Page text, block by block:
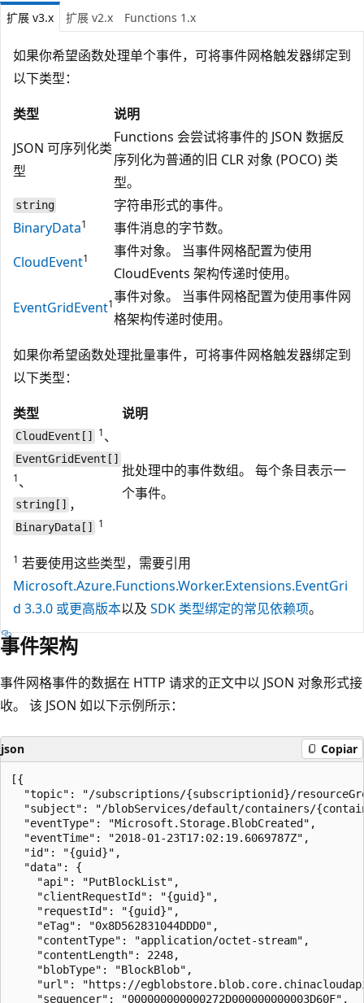
扩展 v3.x 扩展 v2.x Functions 1.x
如果你希望函数处理单个事件，可将事件网格触发器绑定到
以下类型：
类型
说明
JSON 可序列化类
型
Functions 会尝试将事件的 JSON 数据反
序列化为普通的旧 CLR 对象 (POCO) 类
型。
string
字符串形式的事件。
BinaryData1
事件消息的字节数。
CloudEvent1
事件对象。 当事件网格配置为使用
CloudEvents 架构传递时使用。
EventGridEvent1事件对象。 当事件网格配置为使用事件网
格架构传递时使用。
如果你希望函数处理批量事件，可将事件网格触发器绑定到
以下类型：
类型
说明
CloudEvent[] 1、
EventGridEvent[]
1、
string[] ，
BinaryData[] 1
批处理中的事件数组。 每个条目表示一
个事件。
1 若要使用这些类型，需要引用
Microsoft.Azure.Functions.Worker.Extensions.EventGri
d 3.3.0 或更高版本以及 SDK 类型绑定的常见依赖项。
事件架构
事件网格事件的数据在 HTTP 请求的正文中以 JSON 对象形式接
收。 该 JSON 如以下示例所示：
json Copiar
[{
"topic": "/subscriptions/{subscriptionid}/
"subject": "/blobServices/default/containers/
  "eventType": "Microsoft.Storage.BlobCreated",
  "eventTime": "2018-01-23T17:02:19.6069787Z",
  "id": "{guid}",
  "data": {
    "api": "PutBlockList",
    "clientRequestId": "{guid}",
    "requestId": "{guid}",
    "eTag": "0x8D562831044DDD0",
    "contentType": "application/octet-stream",
    "contentLength": 2248,
    "blobType": "BlockBlob",
"url": "https://
    "sequencer": "000000000000272D000000000003D60F",